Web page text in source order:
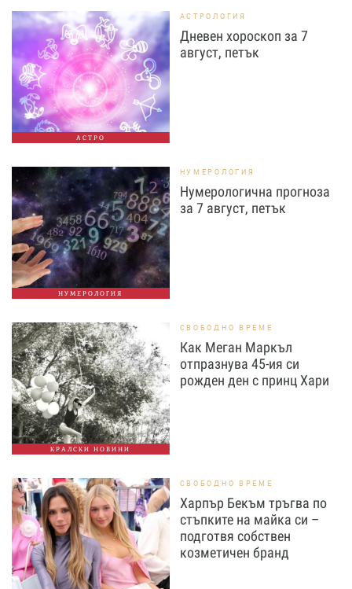
АСТРО
АСТРОЛОГИЯ
Дневен хороскоп за 7
август, петък
НУМЕРОЛОГИЯ
НУМЕРОЛОГИЯ
Нумерологична прогноза
за 7 август, петък
КРАЛСКИ НОВИНИ
СВОБОДНО ВРЕМЕ
Как Меган Маркъл
отпразнува 45-ия си
рожден ден с принц Хари
СВОБОДНО ВРЕМЕ
Харпър Бекъм тръгва по
стъпките на майка си –
подготвя собствен
козметичен бранд